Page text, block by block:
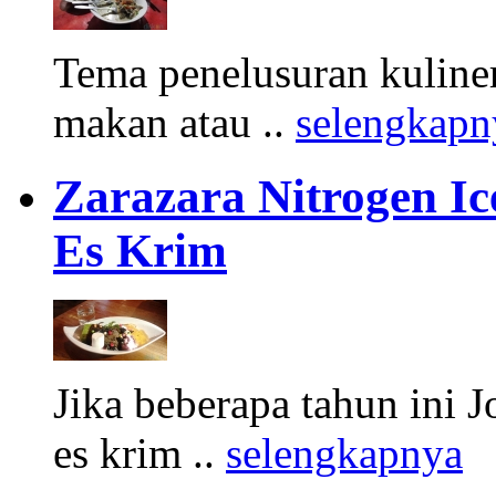
Tema penelusuran
makan atau ..
Zarazara Nitrogen
Es Krim
Jika beberapa tahun ini
es krim .. selengkapnya